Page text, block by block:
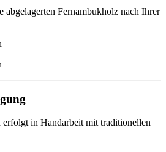
abgelagerten Fernambukholz nach Ihrer
in Handarbeit mit traditionellen